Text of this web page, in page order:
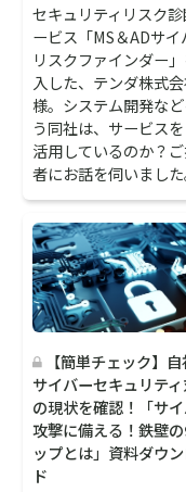
セキュリティリスク
ービス「MS＆ADサイ
リスクファインダー
入した、テンダ株式
様。システム開発な
う同社は、サービス
活用しているのか？
者にお話を伺いました
【簡単チェック】
サイバーセキュリテ
の現状を確認！「サ
攻撃に備える！鉄壁
ップとは」資料ダウ
ド